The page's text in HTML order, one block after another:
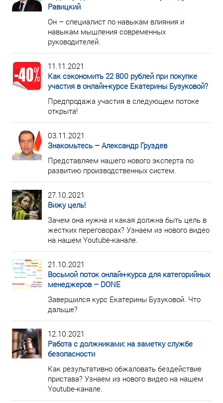
Равицкий
Он – специалист по навыкам влияния и
навыкам мышления современных
руководителей.
11.11.2021
Как сэкономить 22 800 рублей при покупке
участия в онлайн-курсе Екатерины Бузуковой?
Предпродажа участия в следующем потоке
открыта!
03.11.2021
Знакомьтесь – Александр Груздев
Представляем нашего нового эксперта по
развитию производственных систем.
27.10.2021
Вижу цель!
Зачем она нужна и какая должна быть цель в
жестких переговорах? Узнаем из нового видео
на нашем Youtube-канале.
21.10.2021
Восьмой поток онлайн-курса для категорийных
менеджеров – DONE
Завершился курс Екатерины Бузуковой. Что
дальше?
12.10.2021
Работа с должниками: на заметку службе
безопасности
Как результативно обжаловать бездействие
пристава? Узнаем из нового видео на нашем
Youtube-канале.